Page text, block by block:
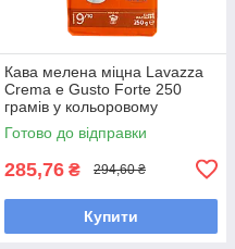
Кава мелена міцна Lavazza
Crema e Gusto Forte 250
грамів у кольоровому
пакованні
Готово до відправки
285,76 ₴ 294,60 ₴
Купити